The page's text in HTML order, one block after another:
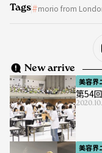
Tags morio from
New arrive
美容界
第54
美容界